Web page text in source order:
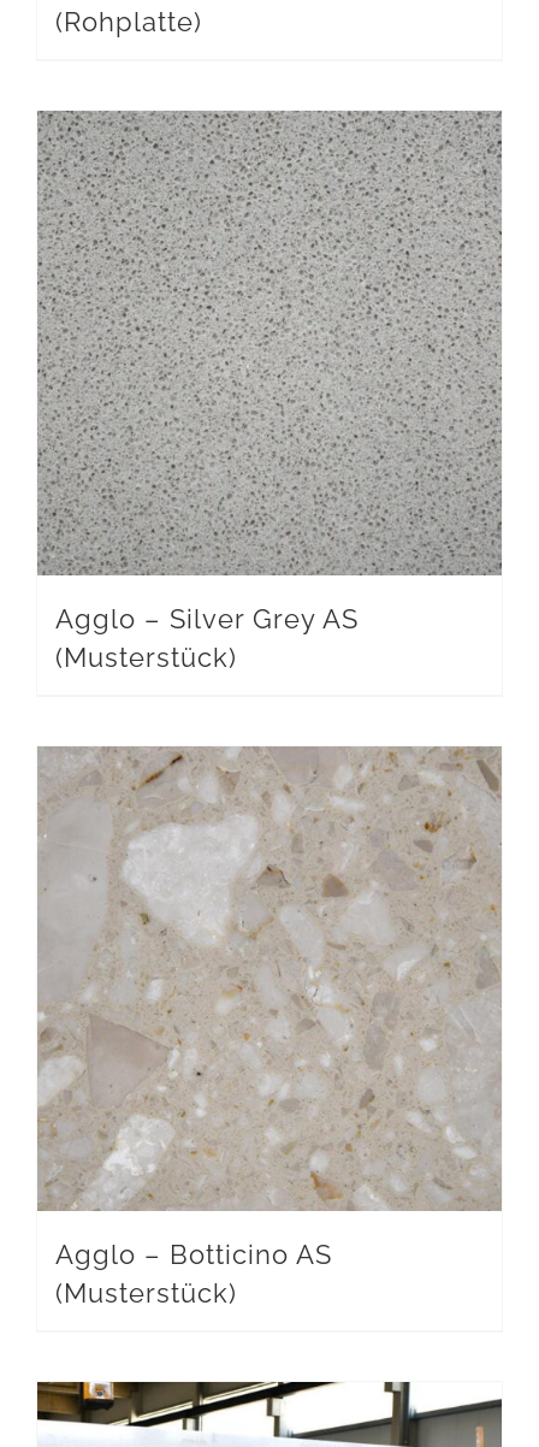
(Rohplatte)
Agglo – Silver Grey AS
(Musterstück)
Agglo – Botticino AS
(Musterstück)